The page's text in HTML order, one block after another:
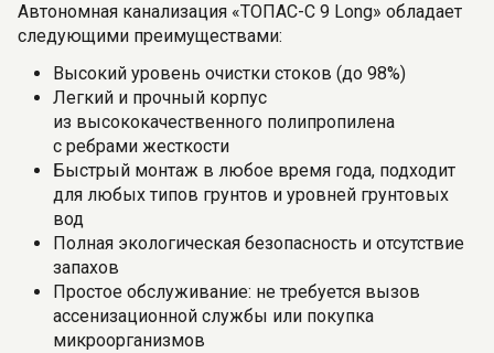
Автономная канализация «ТОПАС-С 9 Long» обладает
следующими преимуществами:
Высокий уровень очистки стоков (до 98%)
Легкий и прочный корпус
из высококачественного полипропилена
с ребрами жесткости
Быстрый монтаж в любое время года, подходит
для любых типов грунтов и уровней грунтовых
вод
Полная экологическая безопасность и отсутствие
запахов
Простое обслуживание: не требуется вызов
ассенизационной службы или покупка
микроорганизмов